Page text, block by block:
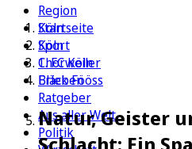
Region
Köln
Sport
1. FC Köln
Erleben
Ratgeber
Aus aller Welt
Politik
Startseite
Köln
Chorweiler
Bläck Fööss
Natur, Geister
Schlacht: Ein